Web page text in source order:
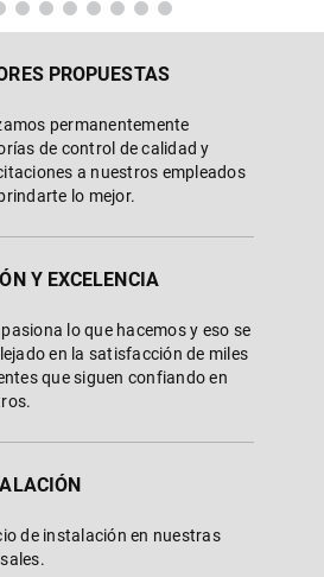
PROPUESTAS
permanentemente
de control de calidad y
a nuestros empleados
lo mejor.
Y EXCELENCIA
lo que hacemos y eso se
en la satisfacción de miles
que siguen confiando en
de instalación en nuestras